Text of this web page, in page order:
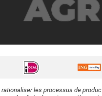
les processus de